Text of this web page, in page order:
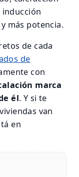
inducción
más potencia.
de cada
de
con
marca
él. Y si te
van
en